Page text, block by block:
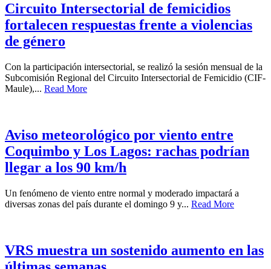
Circuito Intersectorial de femicidios
fortalecen respuestas frente a violencias
de género
Con la participación intersectorial, se realizó la sesión mensual de la
Subcomisión Regional del Circuito Intersectorial de Femicidio (CIF-
Maule),... Read More
Aviso meteorológico por viento entre
Coquimbo y Los Lagos: rachas podrían
llegar a los 90 km/h
Un fenómeno de viento entre normal y moderado impactará a
diversas zonas del país durante el domingo 9 y... Read More
VRS muestra un sostenido aumento en las